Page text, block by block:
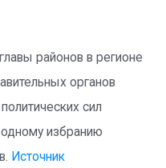
районов в регионе
органов
сил
избранию
Источник